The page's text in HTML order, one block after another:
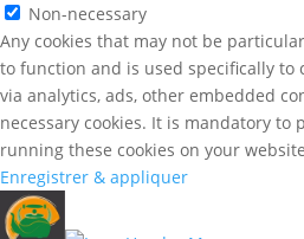
Non-necessary
Any cookies that may not be
to function and is used specifically to
via analytics, ads, other embedded
necessary cookies. It is mandatory
running these cookies on your
Enregistrer & appliquer